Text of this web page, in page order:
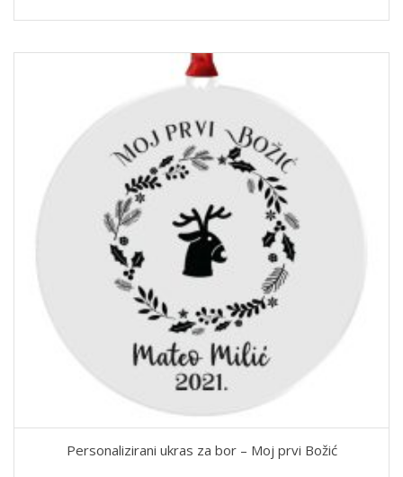
Personalizirani ukras za bor – Moj prvi Božić